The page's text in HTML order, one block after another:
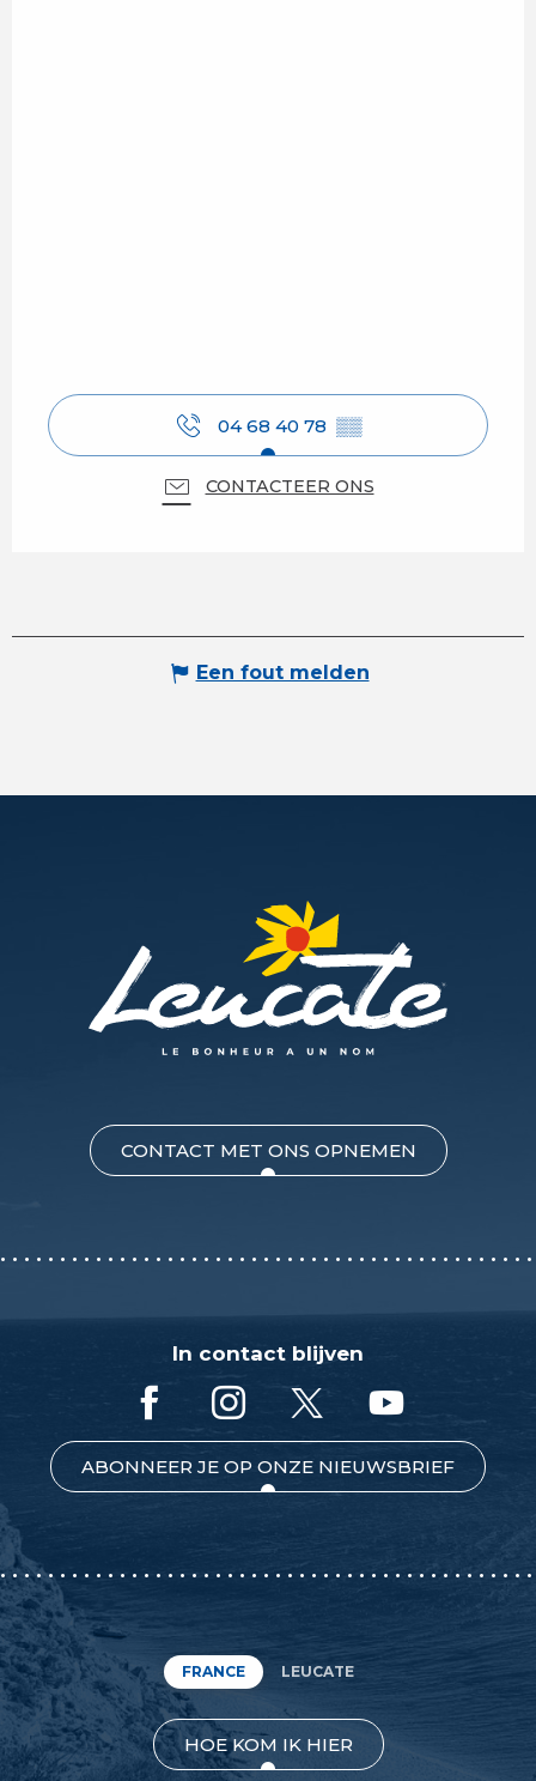
04 68 40 78 ▒▒
CONTACTEER ONS
Een fout melden
CONTACT MET ONS OPNEMEN
In contact blijven
ABONNEER JE OP ONZE NIEUWSBRIEF
FRANCE LEUCATE
HOE KOM IK HIER